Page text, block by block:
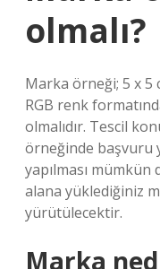
olmalı?
Marka örneği; 5 x 5
RGB renk
olmalıdır. Tescil
örneğinde başvuru
yapılması
alana yüklediğiniz
yürütülecektir.
Marka